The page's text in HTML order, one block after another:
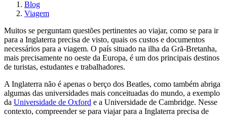
Blog
Viagem
Muitos se perguntam questões pertinentes ao viajar, como se para ir
para a Inglaterra precisa de visto, quais os custos e documentos
necessários para a viagem. O país situado na ilha da Grã-Bretanha,
mais precisamente no oeste da Europa, é um dos principais destinos
de turistas, estudantes e trabalhadores.
A Inglaterra não é apenas o berço dos Beatles, como também abriga
algumas das universidades mais conceituadas do mundo, a exemplo
da Universidade de Oxford e a Universidade de Cambridge. Nesse
contexto, compreender se para viajar para a Inglaterra precisa de